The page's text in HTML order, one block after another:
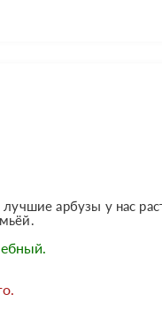
арбузы у нас